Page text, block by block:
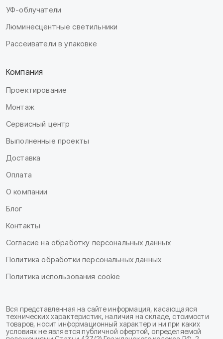
УФ-облучатели
Люминесцентные светильники
Рассеиватели в упаковке
Компания
Проектирование
Монтаж
Сервисный центр
Выполненные проекты
Доставка
Оплата
О компании
Блог
Контакты
Согласие на обработку персональных данных
Политика обработки персональных данных
Политика использования cookie
Вся представленная на сайте информация, касающаяся
технических характеристик, наличия на складе, стоимости
товаров, носит информационный характер и ни при каких
условиях не является публичной офертой, определяемой